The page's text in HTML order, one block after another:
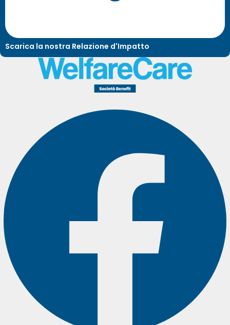
Scarica la nostra Relazione d'Impatto